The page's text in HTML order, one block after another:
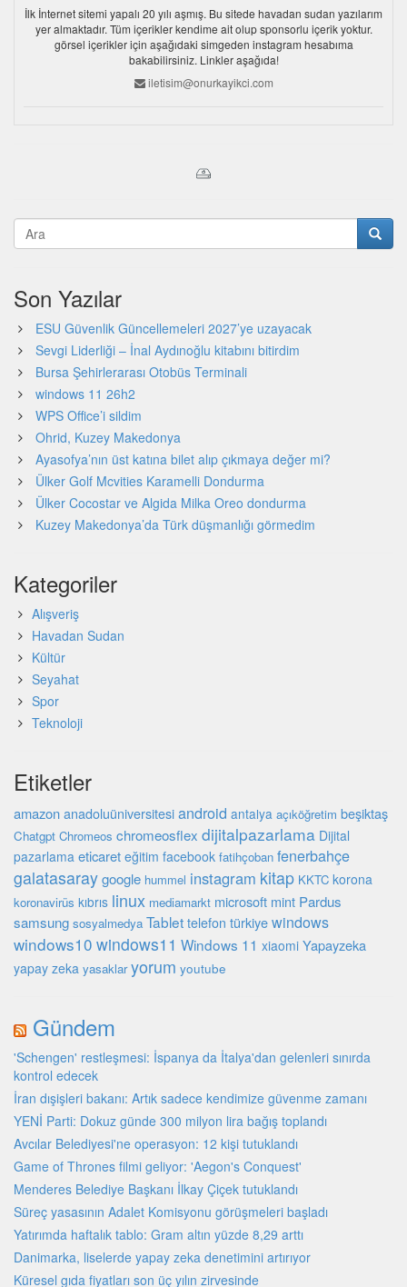
İlk İnternet sitemi yapalı 20 yılı aşmış. Bu sitede havadan sudan yazılarım
yer almaktadır. Tüm içerikler kendime ait olup sponsorlu içerik yoktur.
görsel içerikler için aşağıdaki simgeden instagram hesabıma
bakabilirsiniz. Linkler aşağıda!
iletisim@onurkayikci.com
Son Yazılar
ESU Güvenlik Güncellemeleri 2027’ye uzayacak
Sevgi Liderliği – İnal Aydınoğlu kitabını bitirdim
Bursa Şehirlerarası Otobüs Terminali
windows 11 26h2
WPS Office’i sildim
Ohrid, Kuzey Makedonya
Ayasofya’nın üst katına bilet alıp çıkmaya değer mi?
Ülker Golf Mcvities Karamelli Dondurma
Ülker Cocostar ve Algida Milka Oreo dondurma
Kuzey Makedonya’da Türk düşmanlığı görmedim
Kategoriler
Alışveriş
Havadan Sudan
Kültür
Seyahat
Spor
Teknoloji
Etiketler
amazon anadoluüniversitesi android antalya açıköğretim beşiktaş
Chatgpt Chromeos chromeosflex dijitalpazarlama Dijital
pazarlama eticaret eğitim facebook fatihçoban fenerbahçe
galatasaraygoogle hummel instagram kitap KKTC korona
koronavirüs kıbrıs linux mediamarkt microsoft mint Pardus
samsung sosyalmedya Tablet telefon türkiyewindows
windows10 windows11 Windows 11 xiaomi Yapayzeka
yapay zeka yasaklar yorum youtube
Gündem
'Schengen' restleşmesi: İspanya da İtalya'dan gelenleri sınırda
kontrol edecek
İran dışişleri bakanı: Artık sadece kendimize güvenme zamanı
YENİ Parti: Dokuz günde 300 milyon lira bağış toplandı
Avcılar Belediyesi'ne operasyon: 12 kişi tutuklandı
Game of Thrones filmi geliyor: 'Aegon's Conquest'
Menderes Belediye Başkanı İlkay Çiçek tutuklandı
Süreç yasasının Adalet Komisyonu görüşmeleri başladı
Yatırımda haftalık tablo: Gram altın yüzde 8,29 arttı
Danimarka, liselerde yapay zeka denetimini artırıyor
Küresel gıda fiyatları son üç yılın zirvesinde